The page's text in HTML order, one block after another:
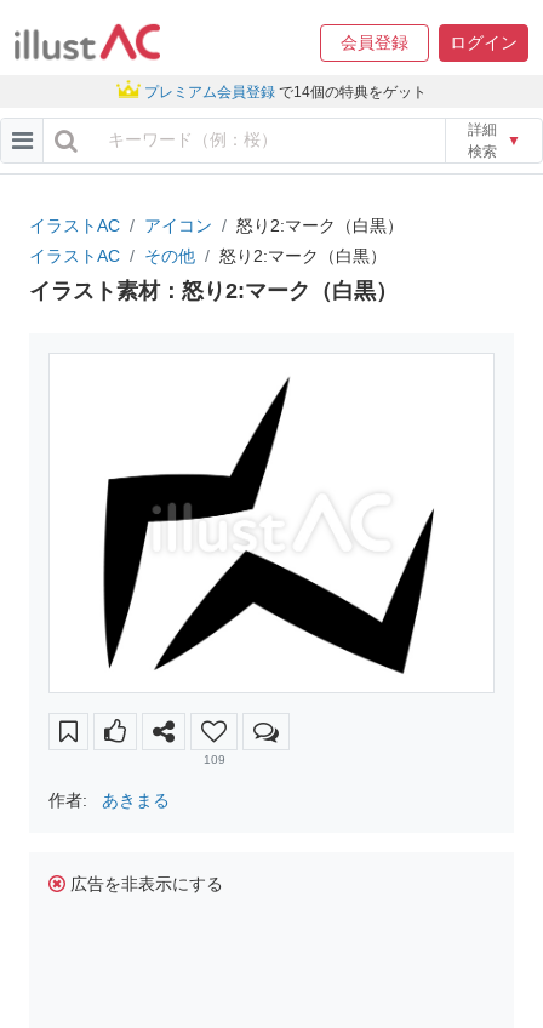
会員登録 ログイン
プレミアム会員登録 で14個の特典をゲット
詳細
検索
▼
イラストAC アイコン
怒り2:マーク（白黒）
イラストAC
その他 怒り2:マーク（白黒）
イラスト素材：怒り2:マーク（白黒）
109
作者: あきまる
広告を非表示にする